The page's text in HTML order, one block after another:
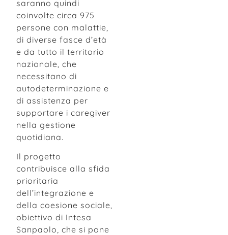
saranno quindi
coinvolte circa 975
persone con malattie,
di diverse fasce d’età
e da tutto il territorio
nazionale, che
necessitano di
autodeterminazione e
di assistenza per
supportare i caregiver
nella gestione
quotidiana.
Il progetto
contribuisce alla sfida
prioritaria
dell’integrazione e
della coesione sociale,
obiettivo di Intesa
Sanpaolo, che si pone